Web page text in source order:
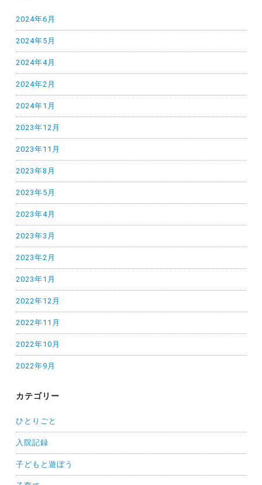
2024年6月
2024年5月
2024年4月
2024年2月
2024年1月
2023年12月
2023年11月
2023年8月
2023年5月
2023年4月
2023年3月
2023年2月
2023年1月
2022年12月
2022年11月
2022年10月
2022年9月
カテゴリー
ひとりごと
入院記録
子どもと遊ぼう